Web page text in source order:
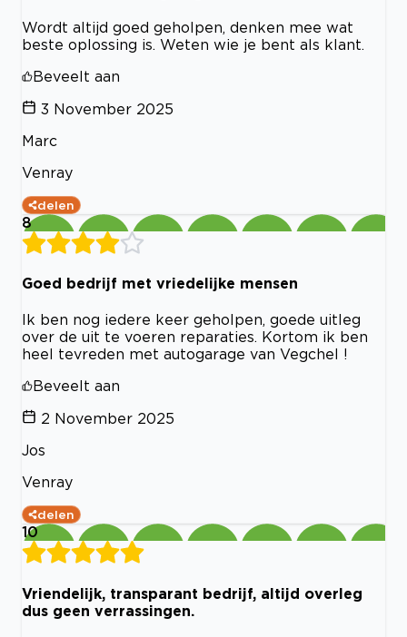
Wordt altijd goed geholpen, denken mee wat
beste oplossing is. Weten wie je bent als klant.
Beveelt aan
3 November 2025
Marc
Venray
delen
8
Goed bedrijf met vriedelijke mensen
Ik ben nog iedere keer geholpen, goede uitleg
over de uit te voeren reparaties. Kortom ik ben
heel tevreden met autogarage van Vegchel !
Beveelt aan
2 November 2025
Jos
Venray
delen
10
Vriendelijk, transparant bedrijf, altijd overleg
dus geen verrassingen.